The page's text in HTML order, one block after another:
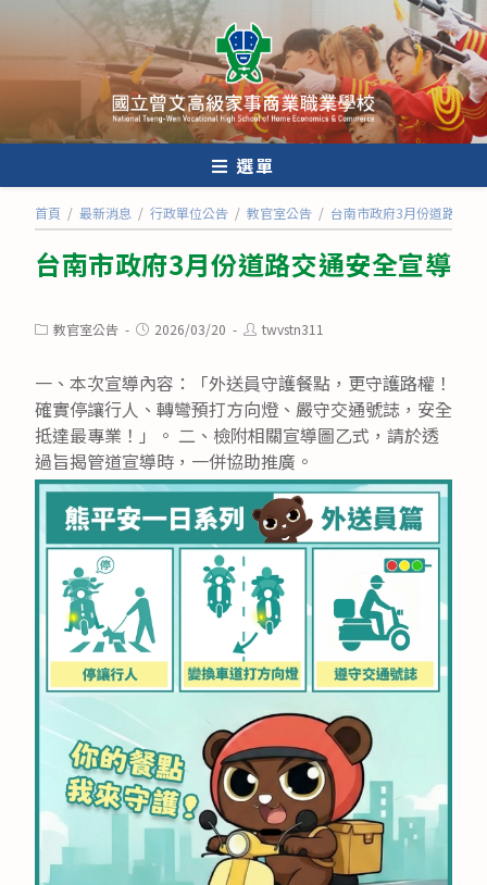
內
選單
首頁 / 最新消息 / 行政單位公告 / 教官室公告 / 台南市政府3月份道路交通
台南市政府3月份道路交通安全宣導
Post教官室公告
Post2026/03/20
Posttwvstn311
一、本次宣導內容：「外送員守護餐點，更守護路權！
確實停讓行人、轉彎預打方向燈、嚴守交通號誌，安全
抵達最專業！」。 二、檢附相關宣導圖乙式，請於透
過旨揭管道宣導時，一併協助推廣。